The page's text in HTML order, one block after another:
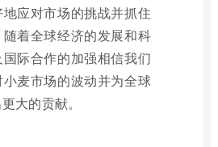
应对市场的挑战并抓住
着全球经济的发展和科
际合作的加强相信我们
麦市场的波动并为全球
大的贡献。